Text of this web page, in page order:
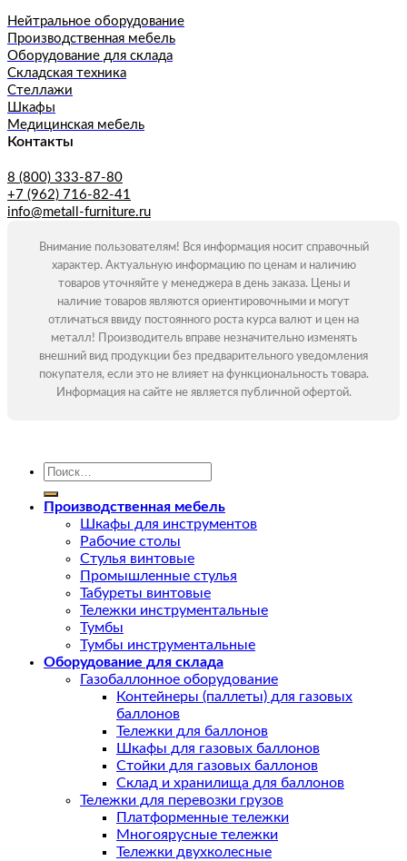
Нейтральное оборудование
Производственная мебель
Оборудование для склада
Складская техника
Стеллажи
Шкафы
Медицинская мебель
Контакты
8 (800) 333-87-80
+7 (962) 716-82-41
info@metall-furniture.ru
Внимание пользователям! Вся информация носит справочный
характер. Актуальную информацию по ценам и наличию
товаров уточняйте у менеджера в день заказа. Цены и
наличие товаров являются ориентировочными и могут
отличаться ввиду постоянного роста курса валют и цен на
металл! Производитель вправе незначительно изменять
внешний вид продукции без предварительного уведомления
покупателя, если это не влияет на функциональность товара.
Информация на сайте не является публичной офертой.
Искать:
Производственная мебель
Шкафы для инструментов
Рабочие столы
Стулья винтовые
Промышленные стулья
Табуреты винтовые
Тележки инструментальные
Тумбы
Тумбы инструментальные
Оборудование для склада
Газобаллонное оборудование
Контейнеры (паллеты) для газовых
баллонов
Тележки для баллонов
Шкафы для газовых баллонов
Стойки для газовых баллонов
Склад и хранилища для баллонов
Тележки для перевозки грузов
Платформенные тележки
Многоярусные тележки
Тележки двухколесные